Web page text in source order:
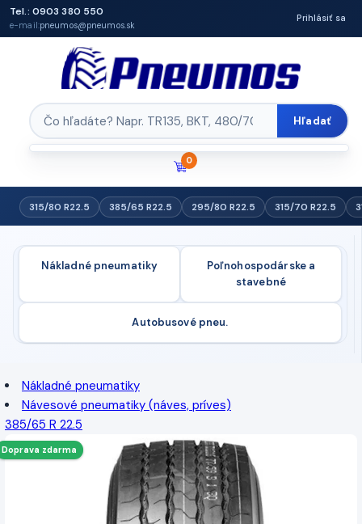
Tel.: 0903 380 550
e-mail:pneumos@pneumos.sk
Prihlásiť sa
Hľadať
0
315/80 R22.5 385/65 R22.5 295/80 R22.5 315/70 R22.5
Nákladné pneumatiky
Poľnohospodárske a
stavebné
Autobusové pneu.
Nákladné pneumatiky
Návesové pneumatiky (náves, príves)
385/65 R 22.5
Doprava zdarma